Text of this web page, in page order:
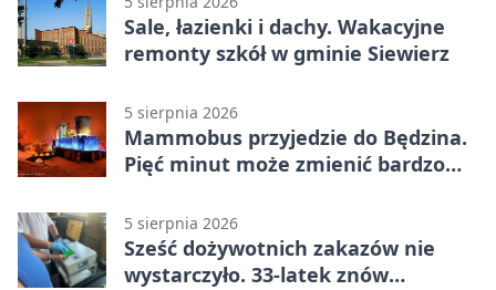
Sale, łazienki i dachy. Wakacyjne
remonty szkół w gminie Siewierz
5 sierpnia 2026
Mammobus przyjedzie do Będzina.
Pięć minut może zmienić bardzo
5 sierpnia 2026
Sześć dożywotnich zakazów nie
wystarczyło. 33-latek znów